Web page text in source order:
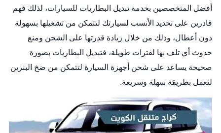
أفضل المتخصصين بخدمة تبديل البطاريات للسيارات، لذلك فهم
قادرين على تحديد الأنسب لسيارتك لتتمكن من تشغيلها بسهولة
دون أعطال، وذلك من خلال زيادة قدرتها على الشحن ومنع
حدوث أي تلف بها لفترات طويلة، فتبديل البطاريات بصورة
صحيحة يساعد على شحن أجهزة السيارة لتتمكن من ضخ البنزين
لتعمل بطريقة سهلة وسريعة.